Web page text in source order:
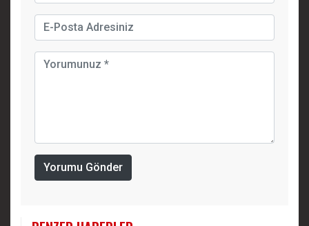
Yorumu Gönder